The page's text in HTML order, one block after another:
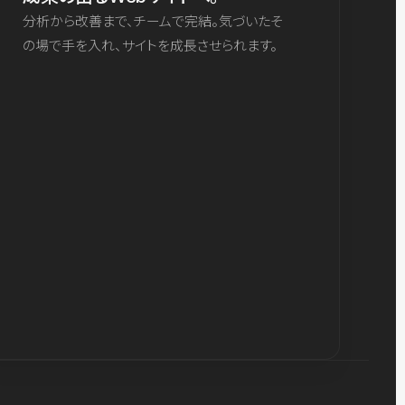
分析から改善まで、チームで完結。気づいたそ
の場で手を入れ、サイトを成長させられます。